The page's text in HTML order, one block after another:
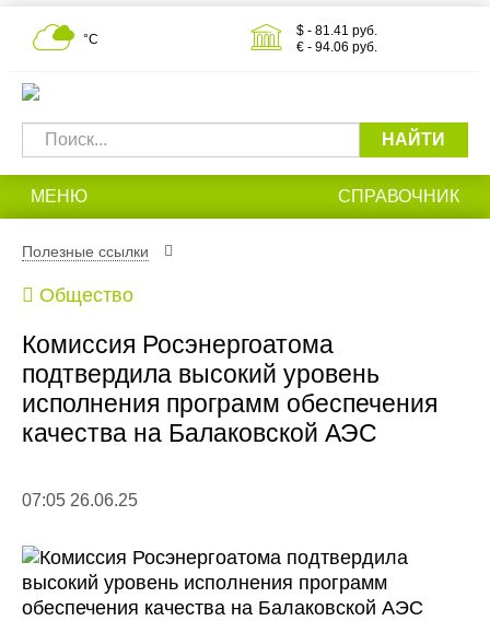
°С
$ - 81.41 руб.
€ - 94.06 руб.
НАЙТИ
МЕНЮ СПРАВОЧНИК
Полезные ссылки
Общество
Комиссия Росэнергоатома
подтвердила высокий уровень
исполнения программ обеспечения
качества на Балаковской АЭС
07:05 26.06.25